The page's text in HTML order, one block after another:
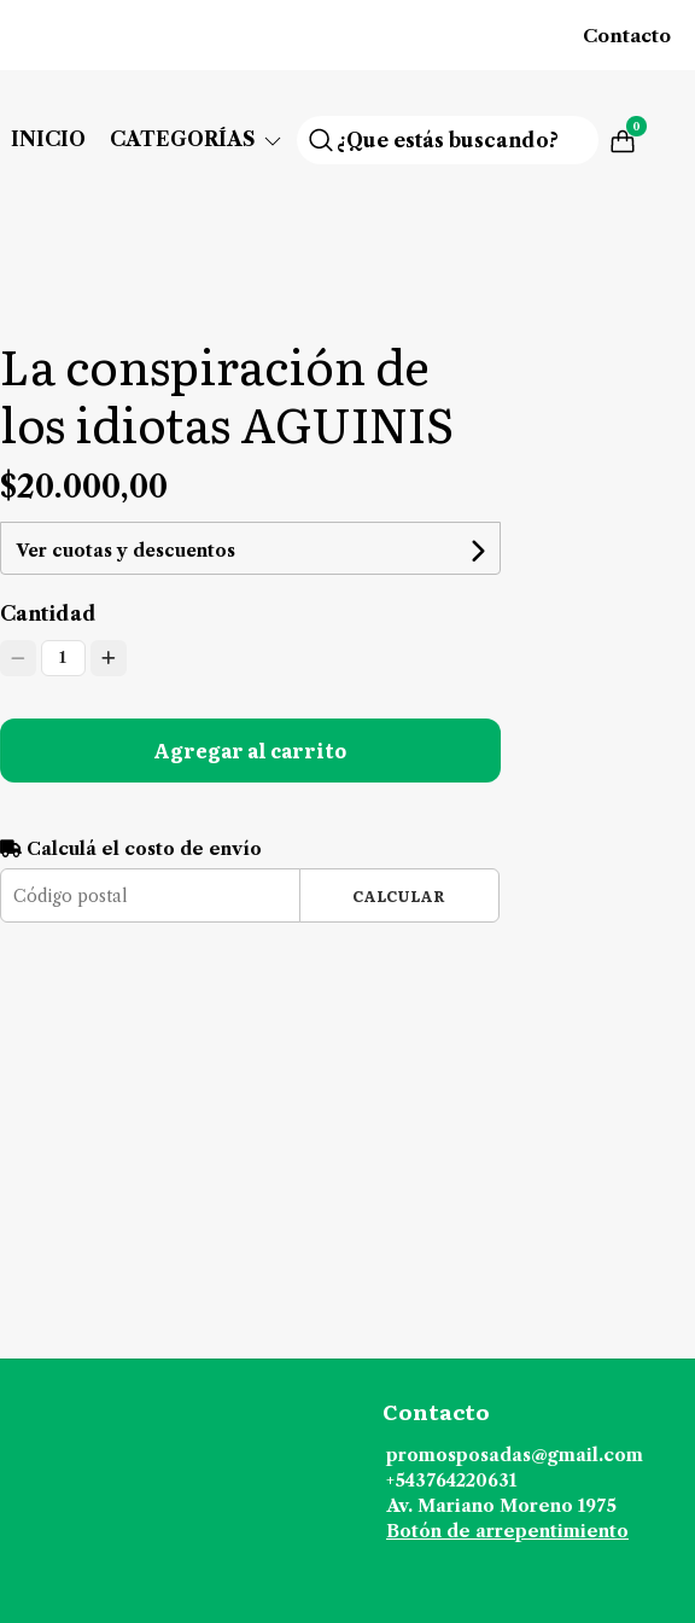
Contacto
INICIO CATEGORÍAS
0
La conspiración de
los idiotas AGUINIS
$20.000,00
Ver cuotas y descuentos
Cantidad
1
Agregar al carrito
Calculá el costo de envío
CALCULAR
Contacto
promosposadas@gmail.com
+543764220631
Av. Mariano Moreno 1975
Botón de arrepentimiento